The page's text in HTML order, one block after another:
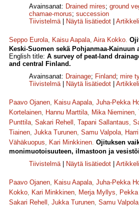
Avainsanat: Drained mires; ground
chamae-morus; succession
Tiivistelmä| Näytä lisätiedot
Seppo Eurola, Kaisu Aapala, Aira Kokko.
Keski-Suomen sekä Pohjanmaa-Kainuun
English title: A survey of peat-land
and central Finland.
Avainsanat: Drainage; Finland; mire
Tiivistelmä| Näytä lisätiedot
Paavo Ojanen, Kaisu Aapala, Juha-Pekka
Kortelainen, Hannu Marttila, Mika Nieminen,
Punttila, Sakari Rehell , Tapani Sallantaus,
Tiainen, Jukka Turunen, Samu Valpola,
Vähäkuopus, Kari Minkkinen. Ojituksen
monimuotoisuuteen, ilmastoon ja
Tiivistelmä| Näytä lisätiedot
Paavo Ojanen, Kaisu Aapala, Juha-Pekka
Kokko, Kari Minkkinen, Merja Myllys,
Sakari Rehell , Jukka Turunen, Samu Valpola